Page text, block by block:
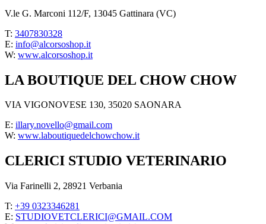
V.le G. Marconi 112/F, 13045 Gattinara (VC)
T: 3407830328
E: info@alcorsoshop.it
W: www.alcorsoshop.it
LA BOUTIQUE DEL CHOW CHOW
VIA VIGONOVESE 130, 35020 SAONARA
E: illary.novello@gmail.com
W: www.laboutiquedelchowchow.it
CLERICI STUDIO VETERINARIO
Via Farinelli 2, 28921 Verbania
T: +39 0323346281
E: STUDIOVETCLERICI@GMAIL.COM